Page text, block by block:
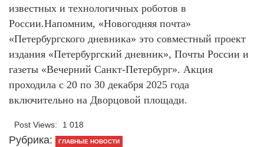
известных и технологичных роботов в
России.Напомним, «Новогодняя почта»
«Петербургского дневника» это совместный проект
издания «Петербургский дневник», Почты России и
газеты «Вечерний Санкт-Петербург». Акция
проходила с 20 по 30 декабря 2025 года
включительно на Дворцовой площади.
Post Views: 1 018
Рубрика: ГЛАВНЫЕ НОВОСТИ